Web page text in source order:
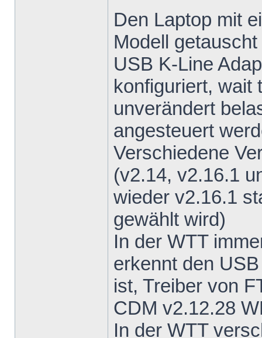
Den Laptop mit
Modell getauscht
USB K-Line
konfiguriert, wait
unverändert
angesteuert
Verschiedene
(v2.14, v2.16.1
wieder v2.16.1
gewählt wird)
In der WTT
erkennt den
ist, Treiber von
CDM v2.12.28
In der WTT